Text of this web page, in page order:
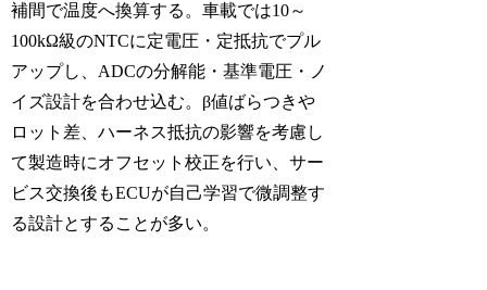
補間で温度へ換算する。車載では10～
100kΩ級のNTCに定電圧・定抵抗でプル
アップし、ADCの分解能・基準電圧・ノ
イズ設計を合わせ込む。β値ばらつきや
ロット差、ハーネス抵抗の影響を考慮し
て製造時にオフセット校正を行い、サー
ビス交換後もECUが自己学習で微調整す
る設計とすることが多い。